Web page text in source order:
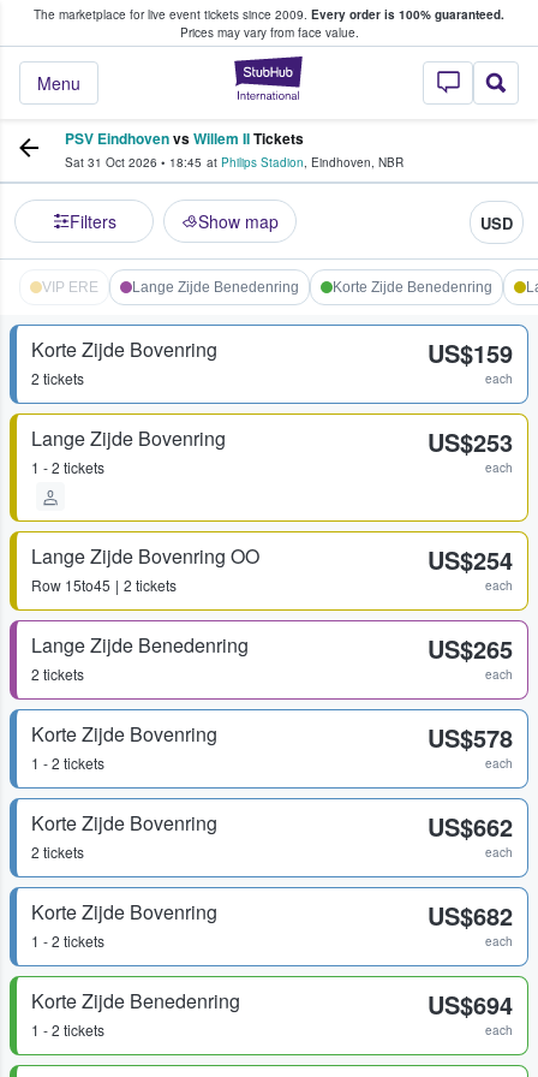
The marketplace for live event tickets since 2009. Every order is 100% guaranteed.
Prices may vary from face value.
StubHub –
Menu
Fans Buy & Sell Tickets
PSV EindhovenvsWillem IITickets
Sat 31 Oct 2026 • 18:45 at Philips Stadion, Eindhoven, NBR
Filters Show map USD
VIP ERE Lange Zijde Benedenring Korte Zijde Benedenring
Korte Zijde Bovenring
2 tickets
US$159
each
Lange Zijde Bovenring
1 - 2 tickets
US$253
each
Lange Zijde Bovenring OO
Row 15to45 2 tickets
US$254
each
Lange Zijde Benedenring
2 tickets
US$265
each
Korte Zijde Bovenring
1 - 2 tickets
US$578
each
Korte Zijde Bovenring
2 tickets
US$662
each
Korte Zijde Bovenring
1 - 2 tickets
US$682
each
Korte Zijde Benedenring
1 - 2 tickets
US$694
each